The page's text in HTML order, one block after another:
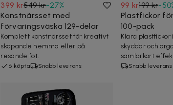
399 kr549 kr-27%
Konstnärsset med
förvaringsväska 129-delar
Komplett konstnärsset för kreativt
skapande hemma eller på
resande fot.
6 köpta Snabb leverans
99 kr199 kr-50
Plastfickor
100-pack
Klara
skyddar och
samlarkort
Snabb leverans